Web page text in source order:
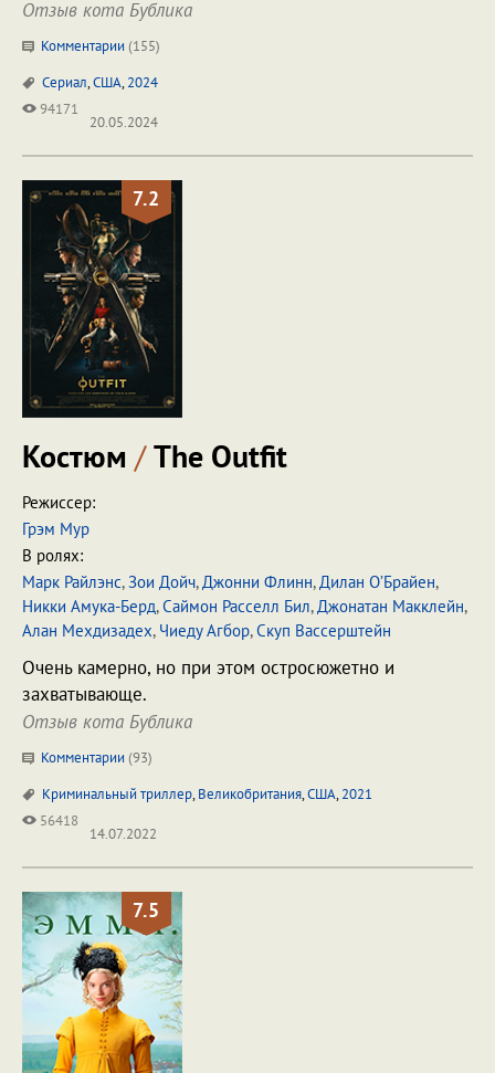
Отзыв кота Бублика
Комментарии (155)
Сериал,США,2024
94171
20.05.2024
7.2
Костюм /The Outfit
Режиссер:
Грэм Мур
В ролях:
Марк Райлэнс,Зои Дойч,Джонни Флинн,Дилан О’Брайен,
Никки Амука-Берд,Саймон Расселл Бил,Джонатан Макклейн,
Алан Мехдизадех, Чиеду Агбор,Скуп Вассерштейн
Очень камерно, но при этом остросюжетно и
захватывающе.
Отзыв кота Бублика
Комментарии (93)
Криминальный триллер,Великобритания,США,2021
56418
14.07.2022
7.5